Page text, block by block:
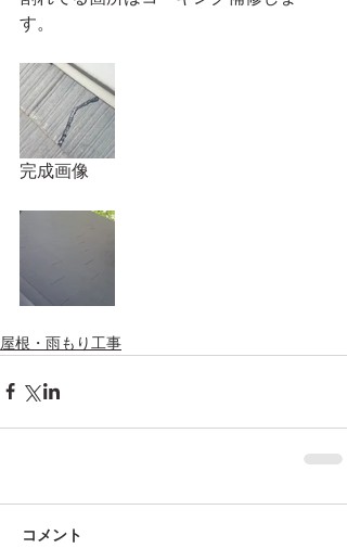
す。
完成画像
屋根・雨もり工事
コメント